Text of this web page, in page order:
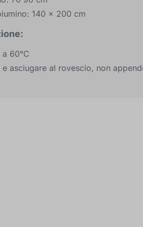
140 x 200 cm
60°C
e asciugare al rovescio, non